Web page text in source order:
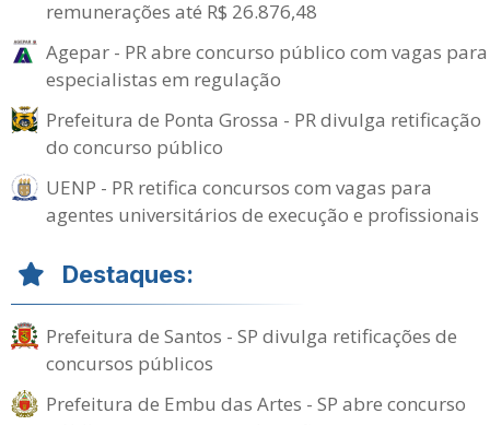
remunerações até R$ 26.876,48
Agepar - PR abre concurso público com vagas para
especialistas em regulação
Prefeitura de Ponta Grossa - PR divulga retificação
do concurso público
UENP - PR retifica concursos com vagas para
agentes universitários de execução e profissionais
Destaques:
Prefeitura de Santos - SP divulga retificações de
concursos públicos
Prefeitura de Embu das Artes - SP abre concurso